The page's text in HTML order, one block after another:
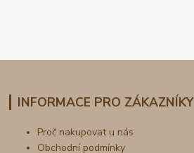
INFORMACE PRO ZÁKAZNÍKY
Proč nakupovat u nás
Obchodní podmínky